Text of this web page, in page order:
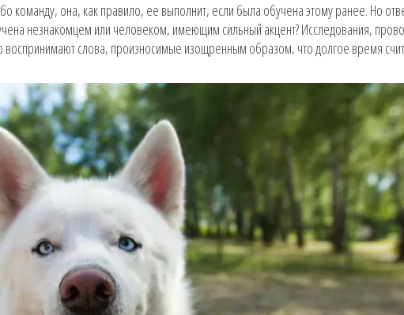
команду, она, как правило, ее выполнит, если была обучена этому ранее. Но
незнакомцем или человеком, имеющим сильный акцент? Исследования,
воспринимают слова, произносимые изощренным образом, что долгое время